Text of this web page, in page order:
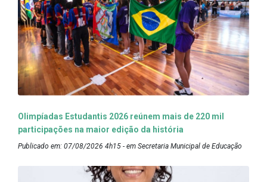
Olimpíadas Estudantis 2026 reúnem mais de 220 mil
participações na maior edição da história
Publicado em: 07/08/2026 4h15 - em Secretaria Municipal de Educação